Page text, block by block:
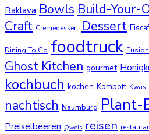
Baklava Bowls Build-Your-
Craft Cremédessert Dessert
Dining To Go foodtruck Fusion
Ghost Kitchen gourmet
kochbuch kochen Kompott Kwas
nachtisch Naumburg Plant-
Preiselbeeren Qweis reisen